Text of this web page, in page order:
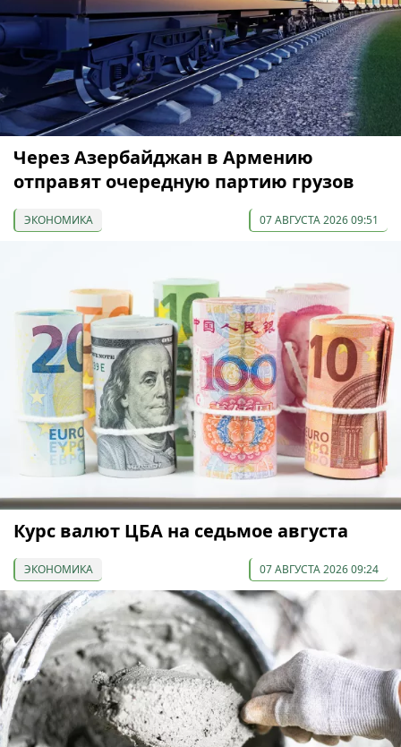
Через Азербайджан в Армению
отправят очередную партию грузов
ЭКОНОМИКА 07 АВГУСТА 2026 09:51
Курс валют ЦБА на седьмое августа
ЭКОНОМИКА 07 АВГУСТА 2026 09:24